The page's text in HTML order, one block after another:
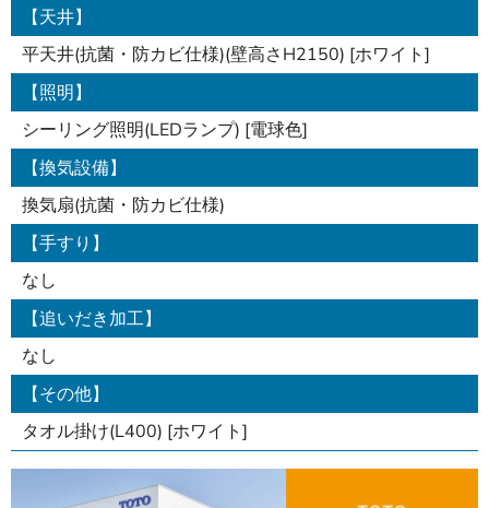
【天井】
平天井(抗菌・防カビ仕様)(壁高さH2150) [ホワイト]
【照明】
シーリング照明(LEDランプ) [電球色]
【換気設備】
換気扇(抗菌・防カビ仕様)
【手すり】
なし
【追いだき加工】
なし
【その他】
タオル掛け(L400) [ホワイト]